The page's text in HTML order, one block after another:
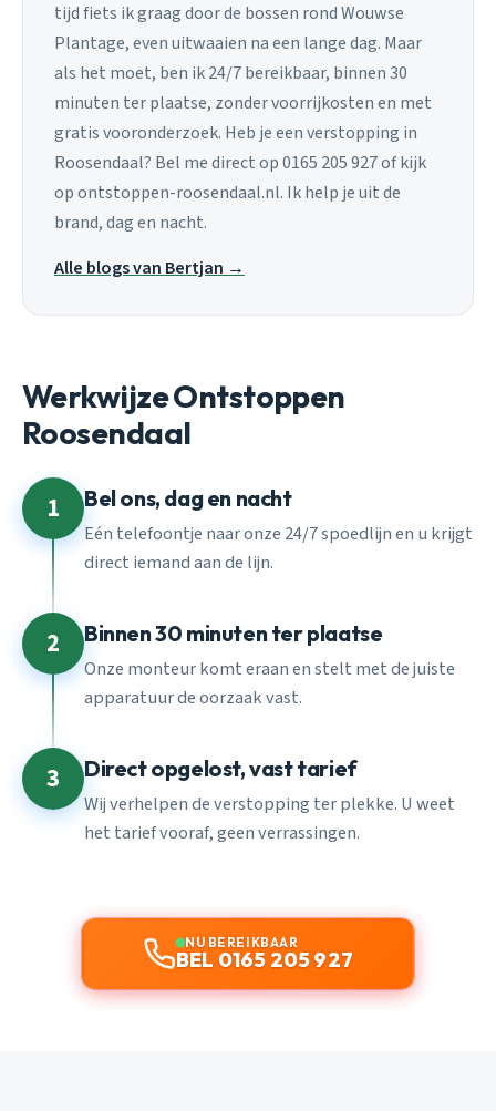
tijd fiets ik graag door de bossen rond Wouwse
Plantage, even uitwaaien na een lange dag. Maar
als het moet, ben ik 24/7 bereikbaar, binnen 30
minuten ter plaatse, zonder voorrijkosten en met
gratis vooronderzoek. Heb je een verstopping in
Roosendaal? Bel me direct op 0165 205 927 of kijk
op ontstoppen-roosendaal.nl. Ik help je uit de
brand, dag en nacht.
Alle blogs van Bertjan →
Werkwijze Ontstoppen
Roosendaal
1 Bel ons, dag en nacht
Eén telefoontje naar onze 24/7 spoedlijn en u krijgt
direct iemand aan de lijn.
2 Binnen 30 minuten ter plaatse
Onze monteur komt eraan en stelt met de juiste
apparatuur de oorzaak vast.
3 Direct opgelost, vast tarief
Wij verhelpen de verstopping ter plekke. U weet
het tarief vooraf, geen verrassingen.
NU BEREIKBAAR
BEL 0165 205 927